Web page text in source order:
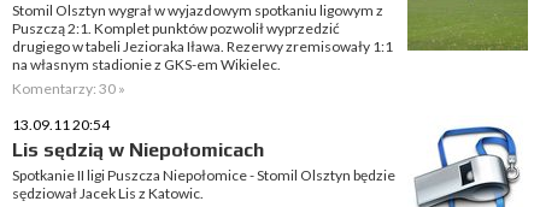
Stomil Olsztyn wygrał w wyjazdowym spotkaniu ligowym z
Puszczą 2:1. Komplet punktów pozwolił wyprzedzić
drugiego w tabeli Jezioraka Iława. Rezerwy zremisowały 1:1
na własnym stadionie z GKS-em Wikielec.
Komentarzy: 30 »
13.09.11 20:54
Lis sędzią w Niepołomicach
Spotkanie II ligi Puszcza Niepołomice - Stomil Olsztyn będzie
sędziował Jacek Lis z Katowic.